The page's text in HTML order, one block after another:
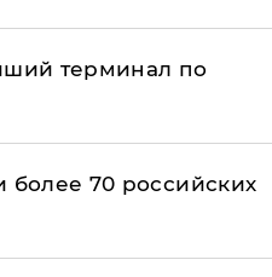
терминал по
более 70 российских